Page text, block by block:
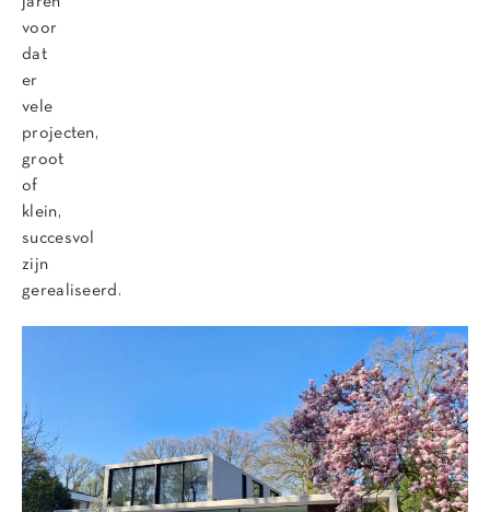
voor
dat
er
vele
projecten,
groot
of
klein,
succesvol
zijn
gerealiseerd.